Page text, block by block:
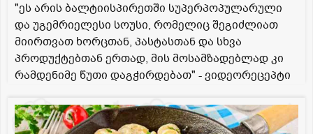
"ეს არის ბალტიისპირეთში სუპერპოპულარული
და უგემრიელესი სოუსი, რომელიც შეგიძლიათ
მიირთვათ ხორცთან, პასტასთან და სხვა
პროდუქტებთან ერთად, მის მოსამზადებლად კი
რამდენიმე წუთი დაგჭირდებათ" - ვიდეორეცეპტი